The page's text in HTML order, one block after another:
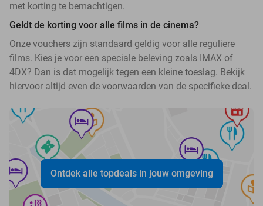
met korting te bemachtigen.
Geldt de korting voor alle films in de cinema?
Onze vouchers zijn standaard geldig voor alle reguliere
films. Kies je voor een speciale beleving zoals IMAX of
4DX? Dan is dat mogelijk tegen een kleine toeslag. Bekijk
hiervoor altijd even de voorwaarden van de specifieke deal.
Ontdek alle topdeals in jouw omgeving